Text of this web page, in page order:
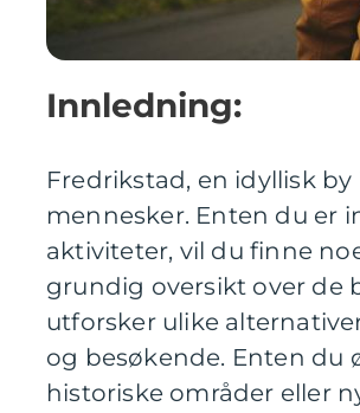
Innledning:
Fredrikstad, en idyllisk
mennesker. Enten du er
aktiviteter, vil du finne
grundig oversikt over de
utforsker ulike
og besøkende. Enten du
historiske områder eller